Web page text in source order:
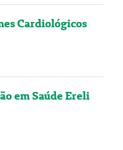
Cardiológicos
em Saúde Ereli